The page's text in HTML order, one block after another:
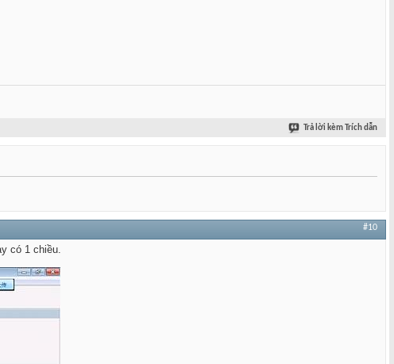
Trả lời kèm Trích dẫn
#10
có 1 chiều.